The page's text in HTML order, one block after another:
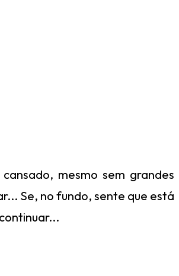
mesmo sem grandes
Se, no fundo, sente que está